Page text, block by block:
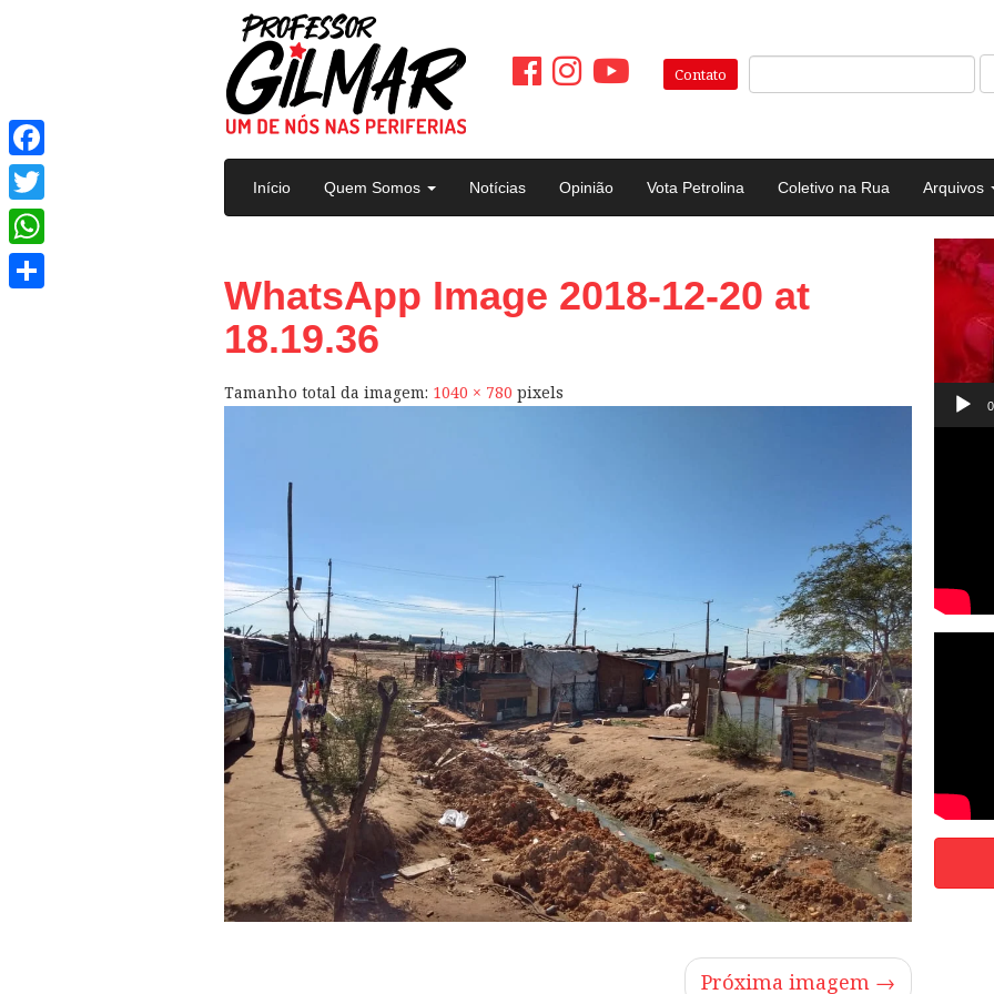
Pular para o conteúdo
Contato
Início Quem Somos Notícias Opinião Vota Petrolina Coletivo na Rua Arquivos
WhatsApp Image 2018-12-20 at
18.19.36
Tamanho total da imagem: 1040 × 780 pixels
Próxima imagem →
vídeo
Facebook
Twitter
WhatsApp